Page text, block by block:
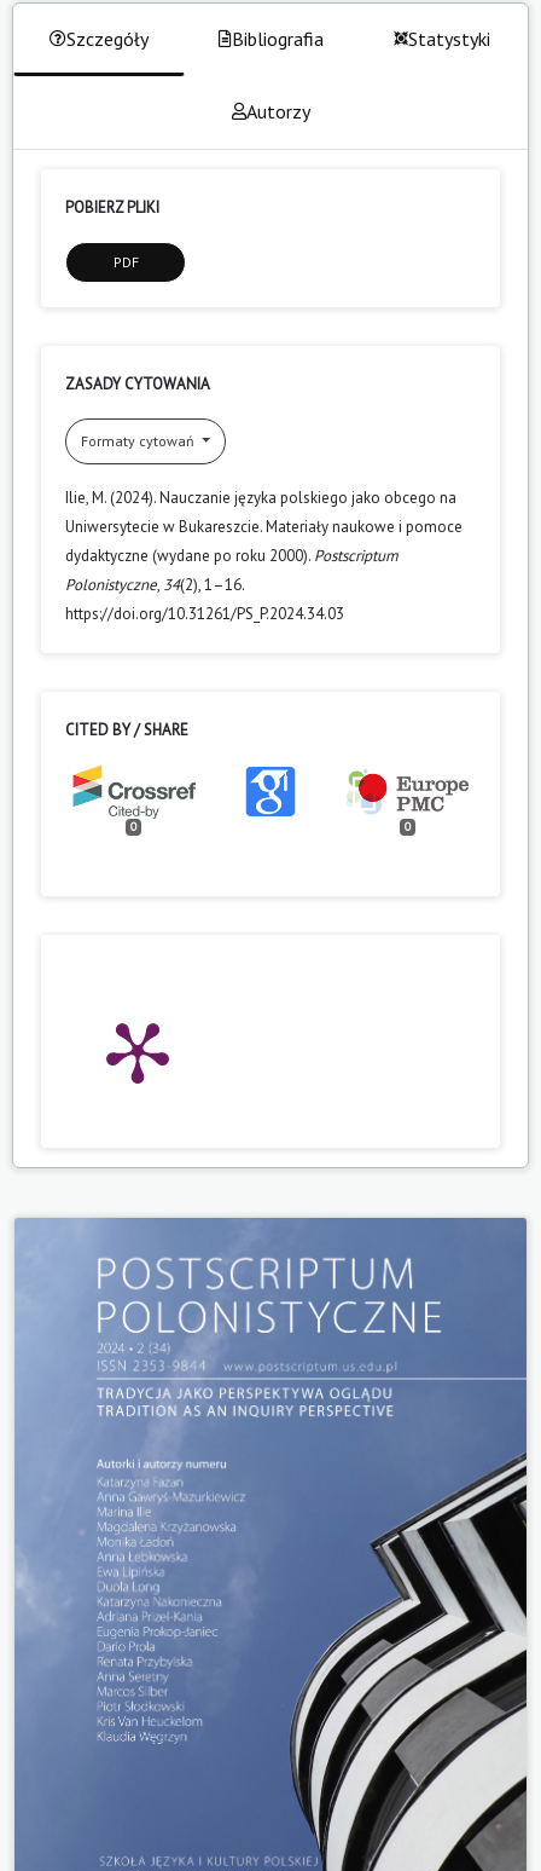
Szczegóły Bibliografia Statystyki
Autorzy
POBIERZ PLIKI
PDF
ZASADY CYTOWANIA
Formaty cytowań
Ilie, M. (2024). Nauczanie języka polskiego jako obcego na
Uniwersytecie w Bukareszcie. Materiały naukowe i pomoce
dydaktyczne (wydane po roku 2000). Postscriptum
Polonistyczne, 34(2), 1–16.
https://doi.org/10.31261/PS_P.2024.34.03
CITED BY / SHARE
0 0